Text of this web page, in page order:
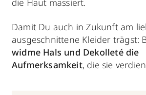
Damit Du auch in Zukunft am
ausgeschnittene Kleider trägst:
widme Hals und Dekolleté die
Aufmerksamkeit, die sie